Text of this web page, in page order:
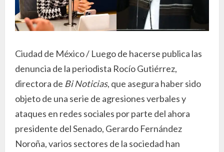
Ciudad de México / Luego de hacerse publica las
denuncia de la periodista Rocío Gutiérrez,
directora de Bi Noticias, que asegura haber sido
objeto de una serie de agresiones verbales y
ataques en redes sociales por parte del ahora
presidente del Senado, Gerardo Fernández
Noroña, varios sectores de la sociedad han